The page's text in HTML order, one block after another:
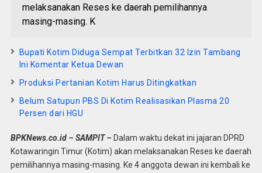
melaksanakan Reses ke daerah pemilihannya
masing-masing. K
Bupati Kotim Diduga Sempat Terbitkan 32 Izin Tambang
Ini Komentar Ketua Dewan
Produksi Pertanian Kotim Harus Ditingkatkan
Belum Satupun PBS Di Kotim Realisasikan Plasma 20
Persen dari HGU
BPKNews.co.id – SAMPIT – Dalam waktu dekat ini jajaran DPRD
Kotawaringin Timur (Kotim) akan melaksanakan Reses ke daerah
pemilihannya masing-masing. Ke 4 anggota dewan ini kembali ke